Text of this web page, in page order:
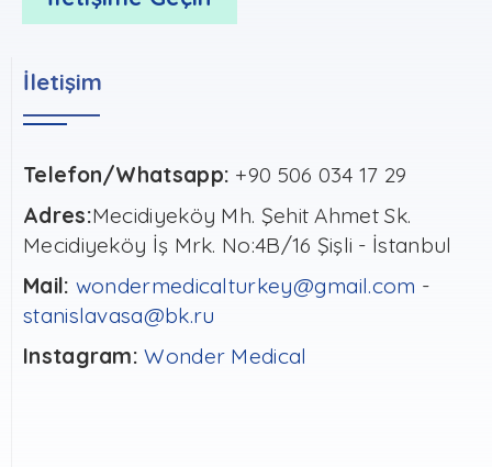
İletişim
Telefon/Whatsapp: +90 506 034 17 29
Adres:Mecidiyeköy Mh. Şehit Ahmet Sk.
Mecidiyeköy İş Mrk. No:4B/16 Şişli - İstanbul
Mail: wondermedicalturkey@gmail.com -
stanislavasa@bk.ru
Instagram: Wonder Medical